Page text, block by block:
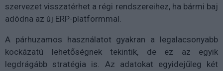
szervezet visszatérhet a régi rendszereihez, ha bármi baj
adódna az új ERP-platformmal.
A párhuzamos használatot gyakran a legalacsonyabb
kockázatú lehetőségnek tekintik, de ez az egyik
legdrágább stratégia is. Az adatokat egyidejűleg két